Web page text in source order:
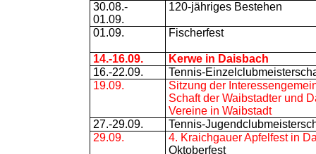
30.08.-
01.09.
120-jähriges Bestehen
01.09. Fischerfest
14.-16.09.
Kerwe in Daisbach
16.-22.09.
Tennis-
19.09.
Sitzung der
Schaft der Waibstadter und
Vereine in Waibstadt
27.-29.09.
Tennis-
29.09.
4. Kraichgauer Apfelfest in
Oktoberfest